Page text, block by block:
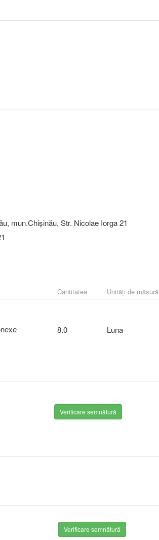
mun.Chişinău, Str. Nicolae Iorga 21
Cantitatea Unități de măsură
8.0 Luna
Verificare semnătură
Verificare semnătură